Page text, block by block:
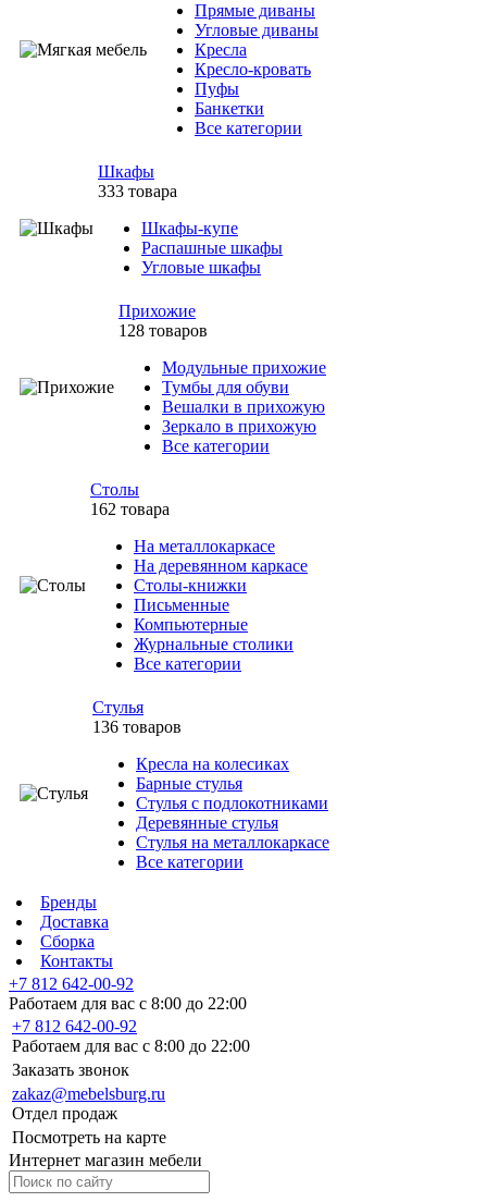
Прямые диваны
Угловые диваны
Кресла
Кресло-кровать
Пуфы
Банкетки
Все категории
Шкафы
333 товара
Шкафы-купе
Распашные шкафы
Угловые шкафы
Прихожие
128 товаров
Модульные прихожие
Тумбы для обуви
Вешалки в прихожую
Зеркало в прихожую
Все категории
Столы
162 товара
На металлокаркасе
На деревянном каркасе
Столы-книжки
Письменные
Компьютерные
Журнальные столики
Все категории
Стулья
136 товаров
Кресла на колесиках
Барные стулья
Стулья с подлокотниками
Деревянные стулья
Стулья на металлокаркасе
Все категории
Бренды
Доставка
Сборка
Контакты
+7 812 642-00-92
Работаем для вас с 8:00 до 22:00
+7 812 642-00-92
Работаем для вас с 8:00 до 22:00
Заказать звонок
zakaz@mebelsburg.ru
Отдел продаж
Посмотреть на карте
Интернет магазин мебели